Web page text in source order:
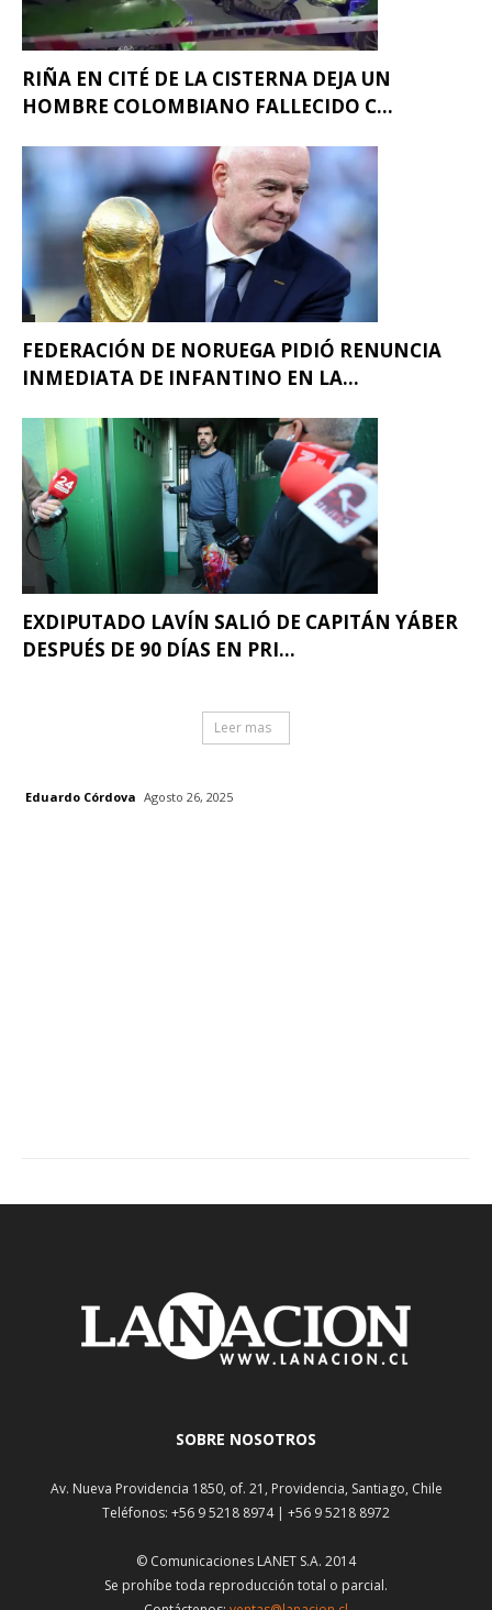
RIÑA EN CITÉ DE LA CISTERNA DEJA UN
HOMBRE COLOMBIANO FALLECIDO C...
FEDERACIÓN DE NORUEGA PIDIÓ RENUNCIA
INMEDIATA DE INFANTINO EN LA...
EXDIPUTADO LAVÍN SALIÓ DE CAPITÁN YÁBER
DESPUÉS DE 90 DÍAS EN PRI...
Leer mas
Eduardo Córdova Agosto 26, 2025
SOBRE NOSOTROS
Av. Nueva Providencia 1850, of. 21, Providencia, Santiago, Chile
Teléfonos: +56 9 5218 8974 | +56 9 5218 8972
© Comunicaciones LANET S.A. 2014
Se prohíbe toda reproducción total o parcial.